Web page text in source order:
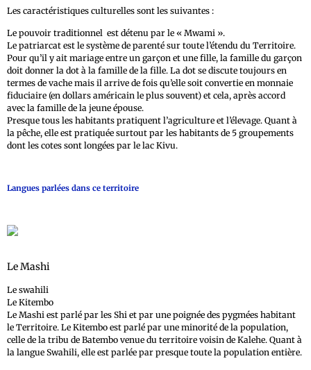
Les caractéristiques culturelles sont les suivantes :
Le pouvoir traditionnel est détenu par le « Mwami ».
Le patriarcat est le système de parenté sur toute l’étendu du Territoire.
Pour qu’il y ait mariage entre un garçon et une fille, la famille du garçon
doit donner la dot à la famille de la fille. La dot se discute toujours en
termes de vache mais il arrive de fois qu’elle soit convertie en monnaie
fiduciaire (en dollars américain le plus souvent) et cela, après accord
avec la famille de la jeune épouse.
Presque tous les habitants pratiquent l’agriculture et l’élevage. Quant à
la pêche, elle est pratiquée surtout par les habitants de 5 groupements
dont les cotes sont longées par le lac Kivu.
Langues parlées dans ce territoire
Le Mashi
Le swahili
Le Kitembo
Le Mashi est parlé par les Shi et par une poignée des pygmées habitant
le Territoire. Le Kitembo est parlé par une minorité de la population,
celle de la tribu de Batembo venue du territoire voisin de Kalehe. Quant à
la langue Swahili, elle est parlée par presque toute la population entière.